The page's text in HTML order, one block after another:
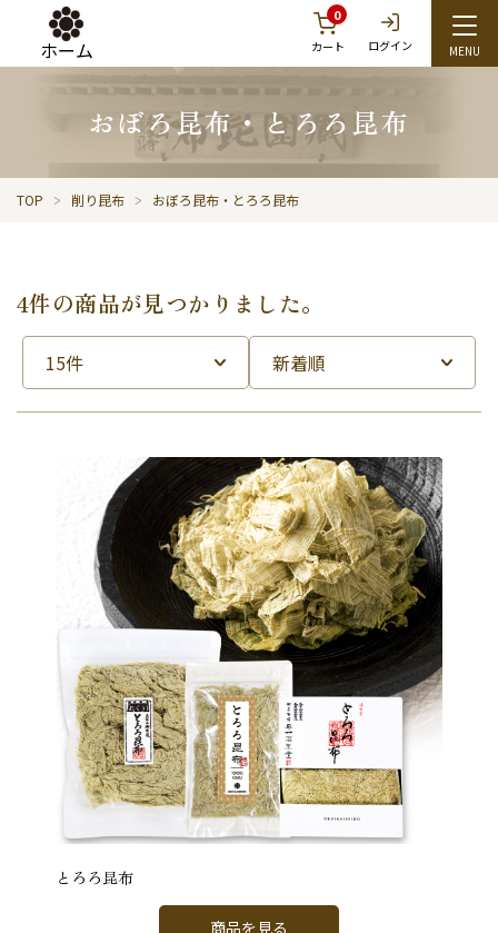
ホーム
0
カート ログイン
おぼろ昆布・とろろ昆布
TOP 削り昆布 おぼろ昆布・とろろ昆布
4件の商品が見つかりました。
とろろ昆布
商品を見る